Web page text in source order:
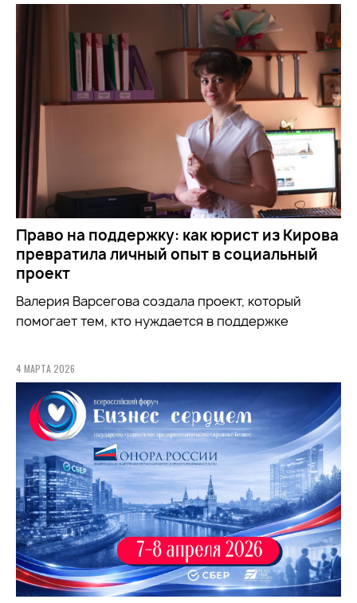
Право на поддержку: как юрист из Кирова
превратила личный опыт в социальный
проект
Валерия Варсегова создала проект, который
помогает тем, кто нуждается в поддержке
4 МАРТА 2026